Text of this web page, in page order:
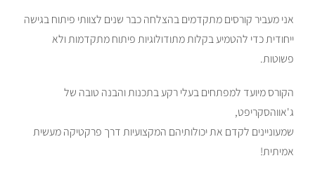
אני מעביר קורסים מתקדמים בהצלחה כבר שנים לצוותי פיתוח בגישה
ייחודית כדי להטמיע בקלות מתודולוגיות פיתוח מתקדמות ולא
פשוטות.
הקורס מיועד למפתחים בעלי רקע בתכנות והבנה טובה של
ג'אווהסקריפט,
שמעוניינים לקדם את יכולותיהם המקצועיות דרך פרקטיקה מעשית
אמיתית!